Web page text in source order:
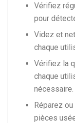
Vérifiez
pour
Videz et
chaque
Vérifiez la
chaque
nécessaire.
Réparez
pièces